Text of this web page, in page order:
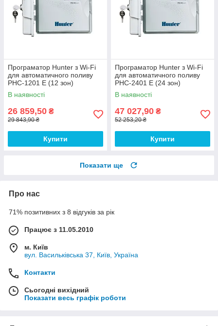
Програматор Hunter з Wi-Fi
для автоматичного поливу
PHC-1201 E (12 зон)
В наявності
26 859,50 ₴
29 843,90 ₴
Купити
Програматор Hunter з Wi-Fi
для автоматичного поливу
PHC-2401 E (24 зон)
В наявності
47 027,90 ₴
52 253,20 ₴
Купити
Показати ще
Про нас
71% позитивних з 8 відгуків за рік
Працює з 11.05.2010
м. Київ
вул. Васильківська 37, Київ, Україна
Контакти
Сьогодні вихідний
Показати весь графік роботи